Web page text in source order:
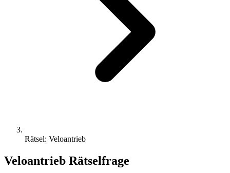
Rätsel: Veloantrieb
Veloantrieb Rätselfrage